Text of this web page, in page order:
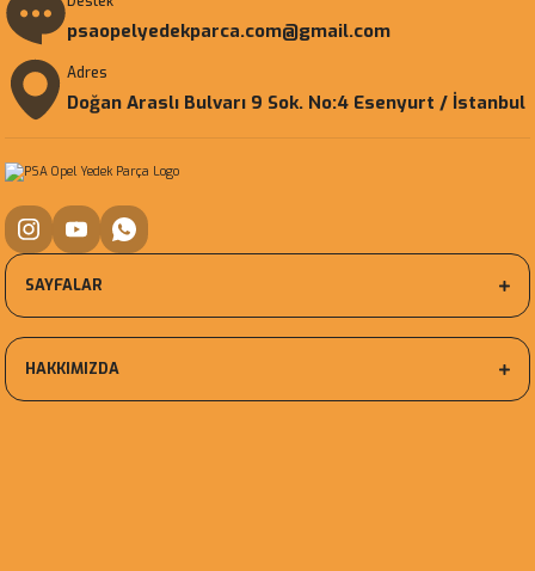
psaopelyedekparca.com@gmail.com
Adres
Doğan Araslı Bulvarı 9 Sok. No:4 Esenyurt / İstanbul
SAYFALAR
HAKKIMIZDA